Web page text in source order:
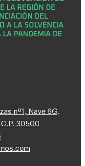
LA REGIÓN DE
DEL
A LA SOLVENCIA
LA PANDEMIA DE
nº1, Nave 6G,
C.P. 30500